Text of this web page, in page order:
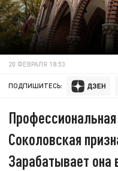
20 ФЕВРАЛЯ 18:53
ПОДПИШИТЕСЬ:
Соколовская
Зарабатывает она